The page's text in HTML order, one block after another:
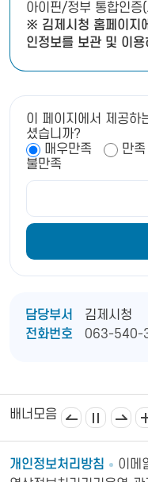
아이핀/정부 통합인
※ 김제시청 홈페이지
인정보를 보관 및 이
이 페이지에서 제공하
셨습니까?
매우만족
만족
불만족
담당부서
김제시청
전화번호
063-540-
배너모음
제상공회의소 김제시의
개인정보처리방침
이메